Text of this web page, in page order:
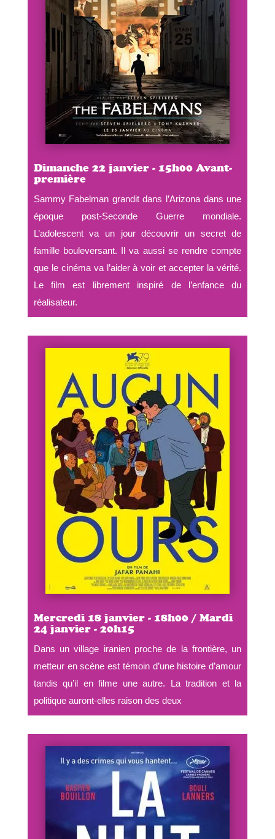
Dimanche 22 janvier - 15h00 Avant-
première
Sammy Fabelman grandit dans l’Arizona dans une
époque post-Seconde Guerre mondiale.
L’adolescent va un jour découvrir un secret de
famille bouleversant. Il va aussi se rendre compte
que le cinéma va l’aider à voir et accepter la vérité.
Le film est librement inspiré de l’enfance du
réalisateur.
Mercredi 18 janvier - 18h00 / Mardi
24 janvier - 20h15
Dans un village iranien proche de la frontière, un
metteur en scène est témoin d’une histoire d’amour
tandis qu’il en filme une autre. La tradition et la
politique auront-elles raison des deux